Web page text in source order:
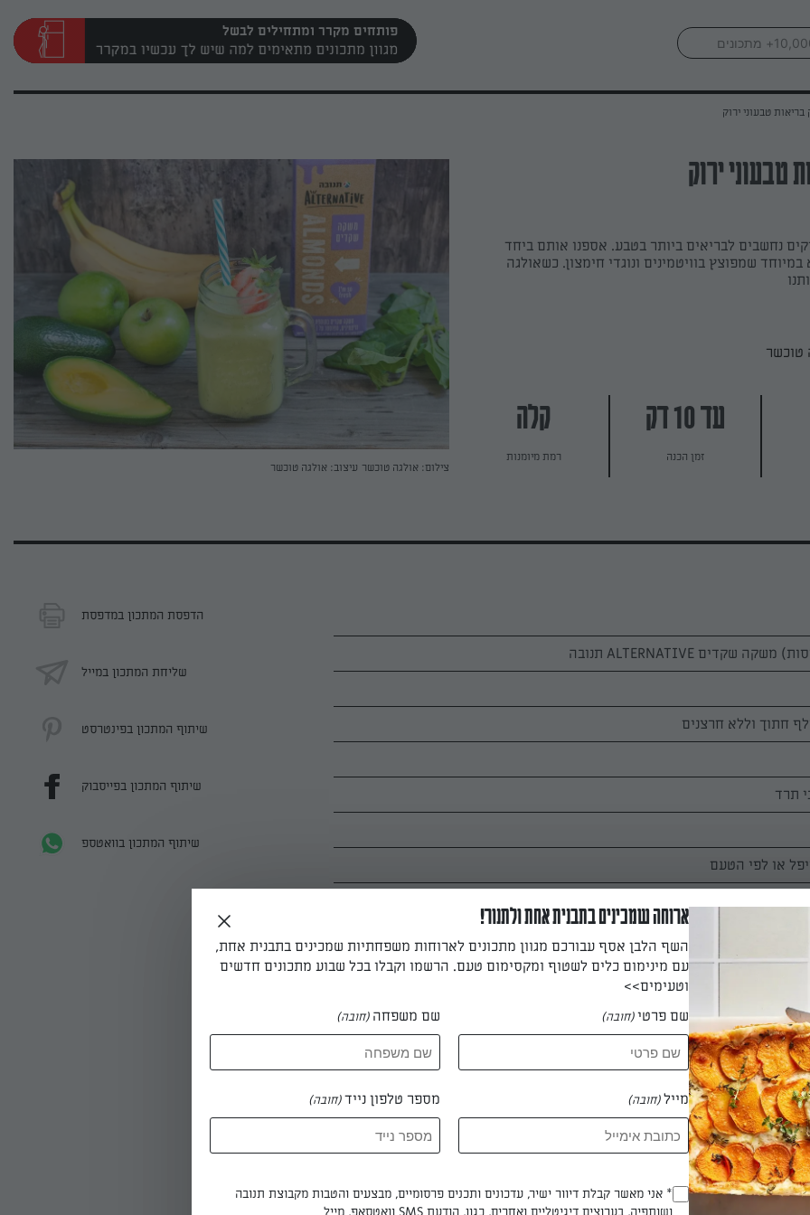
פותחים מקרר ומתחילים לבשל
בריאות טבעוני ירוק
טבעוני ירוק
נחשבים לבריאים ביותר בטבע. אספנו אותם ביחד
במיוחד שמפוצץ בוויטמינים ונוגדי חימצון. כשאולגה
טוכשר
עד 10 דק
זמן הכנה
קלה
רמת מיומנות
צילום: אולגה טוכשר עיצוב: אולגה טוכשר
חתוכות
או מעבד מזון את כל מרכיבי השייק וטוחנים לתערובת אחידה במרקם סמיך.
מיד, אפשר עם תוספת תותים טריים או עיגולי בננה.
הדפסת המתכון במדפסת
שליחת המתכון במייל
שיתוף המתכון בפינטרסט
שיתוף המתכון בפייסבוק
שיתוף המתכון בוואטספ
ארוחה שמכינים בתבנית אחת ולתנור!
השף הלבן אסף עבורכם מגוון מתכונים לארוחות משפחתיות שמכינים בתבנית אחת,
עם מינימום כלים לשטוף ומקסימום טעם. הרשמו וקבלו בכל שבוע מתכונים חדשים
וטעימים>>
שם פרטי(חובה) שם משפחה (חובה)
מייל(חובה) מספר טלפון נייד(חובה)
(חובה)
* אני מאשר קבלת דיוור ישיר, עדכונים ותכנים פרסומיים, מבצעים והטבות מקבוצת תנובה